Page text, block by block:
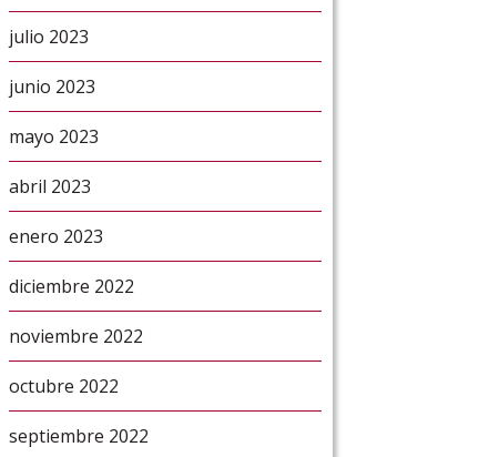
julio 2023
junio 2023
mayo 2023
abril 2023
enero 2023
diciembre 2022
noviembre 2022
octubre 2022
septiembre 2022